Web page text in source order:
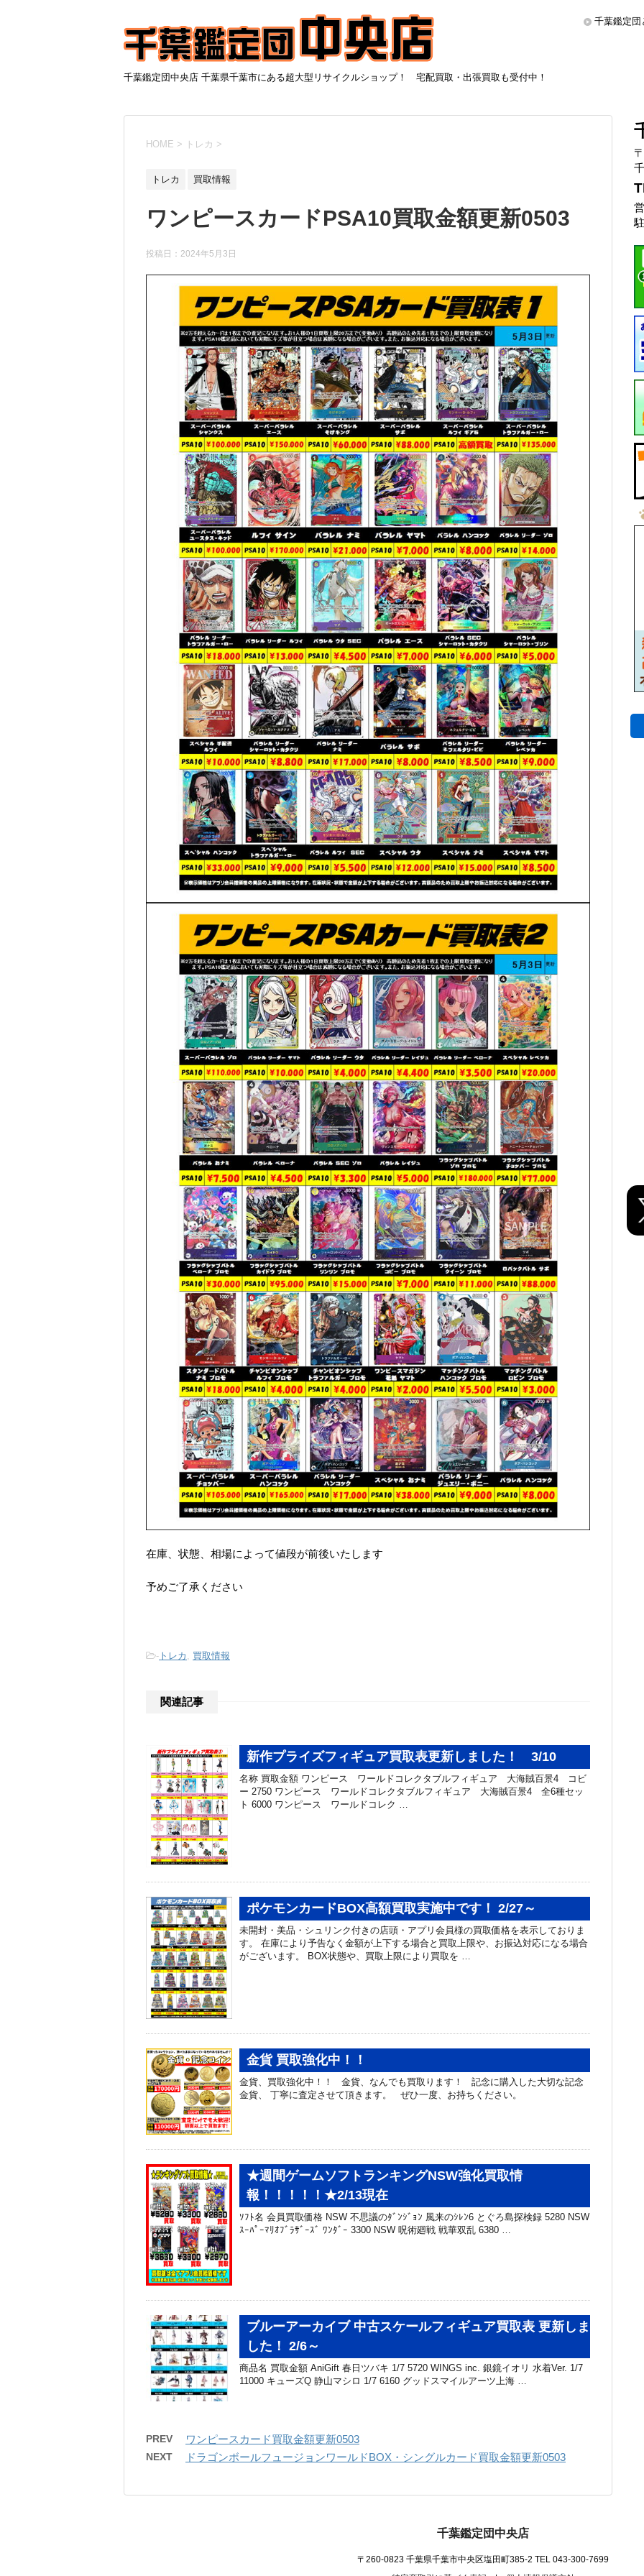
千葉鑑定団中央店 千葉県千葉市にある超大型リサイクルショップ！ 宅配買取・出張買取も受付中！
千葉鑑定団
HOME > トレカ >
トレカ 買取情報
ワンピースカードPSA10買取金額更新0503
投稿日： 2024年5月3日
在庫、状態、相場によって値段が前後いたします
予めご了承ください
- トレカ , 買取情報
関連記事
新作プライズフィギュア買取表更新しました！ 3/10
名称 買取金額 ワンピース ワールドコレクタブルフィギュア 大海賊百景4 コビ
ー 2750 ワンピース ワールドコレクタブルフィギュア 大海賊百景4 全6種セッ
ト 6000 ワンピース ワールドコレク …
ポケモンカードBOX高額買取実施中です！ 2/27～
未開封・美品・シュリンク付きの店頭・アプリ会員様の買取価格を表示しておりま
す。 在庫により予告なく金額が上下する場合と買取上限や、お振込対応になる場合
がございます。 BOX状態や、買取上限により買取を …
金貨 買取強化中！！
金貨、買取強化中！！ 金貨、なんでも買取ります！ 記念に購入した大切な記念
金貨、 丁寧に査定させて頂きます。 ぜひ一度、お持ちください。
★週間ゲームソフトランキングNSW強化買取情
報！！！！！★2/13現在
ｿﾌﾄ名 会員買取価格 NSW 不思議のﾀﾞﾝｼﾞｮﾝ 風来のｼﾚﾝ6 とぐろ島探検録 5280 NSW
ｽｰﾊﾟｰﾏﾘｵﾌﾞﾗｻﾞｰｽﾞ ﾜﾝﾀﾞｰ 3300 NSW 呪術廻戦 戦華双乱 6380 …
ブルーアーカイブ 中古スケールフィギュア買取表 更新しま
した！ 2/6～
商品名 買取金額 AniGift 春日ツバキ 1/7 5720 WINGS inc. 銀鏡イオリ 水着Ver. 1/7
11000 キューズQ 静山マシロ 1/7 6160 グッドスマイルアーツ上海 …
PREV ワンピースカード買取金額更新0503
NEXT ドラゴンボールフュージョンワールドBOX・シングルカード買取金額更新0503
千葉鑑定団中央店
〒260-0823 千葉県千葉市中央区塩田町385-2 TEL 043-300-7699